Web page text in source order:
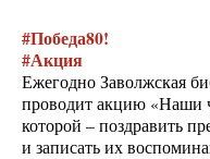
#Победа80!
#Акция
Ежегодно Заволжская
проводит акцию «Наши
которой – поздравить
и записать их